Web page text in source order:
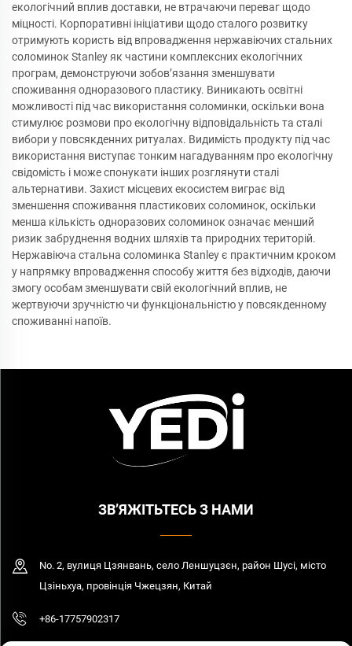
екологічний вплив доставки, не втрачаючи переваг щодо
міцності. Корпоративні ініціативи щодо сталого розвитку
отримують користь від впровадження нержавіючих стальних
соломинок Stanley як частини комплексних екологічних
програм, демонструючи зобов’язання зменшувати
споживання одноразового пластику. Виникають освітні
можливості під час використання соломинки, оскільки вона
стимулює розмови про екологічну відповідальність та сталі
вибори у повсякденних ритуалах. Видимість продукту під час
використання виступає тонким нагадуванням про екологічну
свідомість і може спонукати інших розглянути сталі
альтернативи. Захист місцевих екосистем виграє від
зменшення споживання пластикових соломинок, оскільки
менша кількість одноразових соломинок означає менший
ризик забруднення водних шляхів та природних територій.
Нержавіюча стальна соломинка Stanley є практичним кроком
у напрямку впровадження способу життя без відходів, даючи
змогу особам зменшувати свій екологічний вплив, не
жертвуючи зручністю чи функціональністю у повсякденному
споживанні напоїв.
ЗВ’ЯЖІТЬТЕСЬ З НАМИ
No. 2, вулиця Цзянвань, село Леншуцзєн, район Шусі, місто
Цзіньхуа, провінція Чжецзян, Китай
+86-17757902317